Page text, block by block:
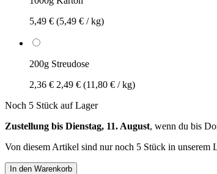
5,49 € (5,49 € / kg)
200g Streudose
2,36 € 2,49 € (11,80 € / kg)
Noch 5 Stück auf Lager
Zustellung bis Dienstag, 11. August, wenn du bis
Von diesem Artikel sind nur noch 5 Stück in unserem
In den Warenkorb